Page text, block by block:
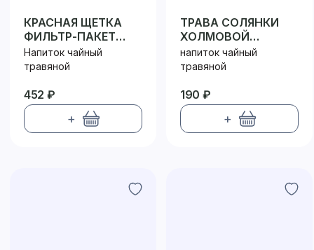
КРАСНАЯ ЩЕТКА
ФИЛЬТР-ПАКЕТ
№20
Напиток чайный
травяной
452 ₽
+
ТРАВА СОЛЯНКИ
ХОЛМОВОЙ
ФИЛЬТР ПАКЕТ
№20
напиток чайный
травяной
190 ₽
+